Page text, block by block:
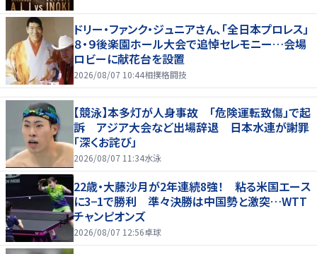
ドリー・ファンク・ジュニアさん、「全日本プロレス」
８・９後楽園ホール大会で追悼セレモニー…会場
ロビーに献花台を設置
2026/08/07 10:44相撲格闘技
【競泳】本多灯が人身事故 「危険運転致傷」で起
訴 アジア大会など出場辞退 日本水連が謝罪
「深くお詫び」
2026/08/07 11:34水泳
22歳・大藤沙月が2年連続8強！ 粘る米国エース
に3−1で勝利 準々決勝は中国勢と激突…WTT
チャンピオンズ
2026/08/07 12:56卓球